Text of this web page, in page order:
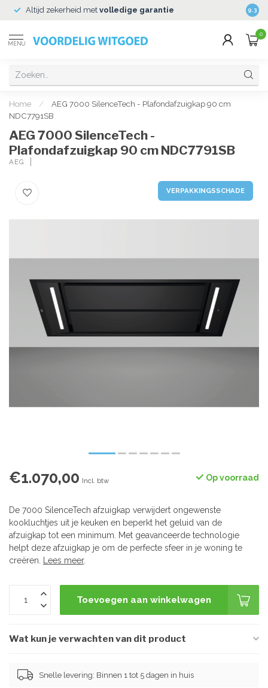
Altijd zekerheid met volledige garantie 9.3
MENU
0
Home /
AEG 7000 SilenceTech - Plafondafzuigkap 90 cm
NDC7791SB
AEG 7000 SilenceTech -
Plafondafzuigkap 90 cm NDC7791SB
AEG
VERPAKKINGSSCHADE
€1.070,00 Incl. btw Op voorraad
De 7000 SilenceTech afzuigkap verwijdert ongewenste
kookluchtjes uit je keuken en beperkt het geluid van de
afzuigkap tot een minimum. Met geavanceerde technologie
helpt deze afzuigkap je om de perfecte sfeer in je woning te
creëren. Lees meer.
Toevoegen aan winkelwagen
Wat kun je verwachten van dit product
Snelle levering: Binnen 1 tot 5 dagen in huis